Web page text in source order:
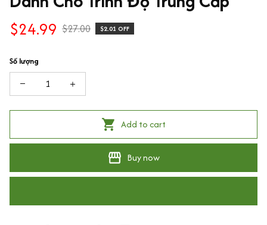
$24.99 $27.00 $2.01 OFF
Số lượng
Add to cart
Buy now